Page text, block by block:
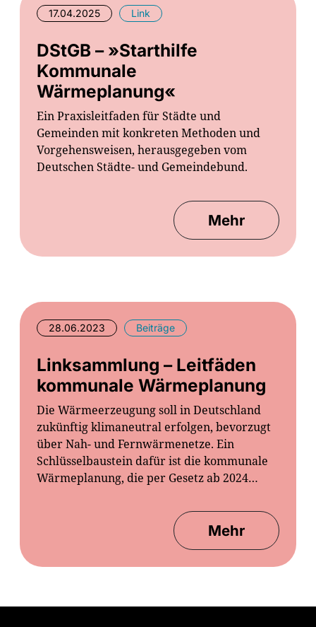
17.04.2025 Link
DStGB – »Starthilfe
Kommunale
Wärmeplanung«
Ein Praxisleitfaden für Städte und
Gemeinden mit konkreten Methoden und
Vorgehensweisen, herausgegeben vom
Deutschen Städte- und Gemeindebund.
Mehr
28.06.2023 Beiträge
Linksammlung – Leitfäden
kommunale Wärmeplanung
Die Wärmeerzeugung soll in Deutschland
zukünftig klimaneutral erfolgen, bevorzugt
über Nah- und Fernwärmenetze. Ein
Schlüsselbaustein dafür ist die kommunale
Wärmeplanung, die per Gesetz ab 2024…
Mehr